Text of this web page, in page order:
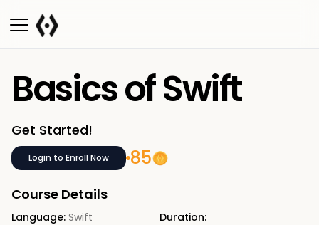
Basics of Swift
Get Started!
Login to Enroll Now 85
Course Details
Language: Swift
Duration: